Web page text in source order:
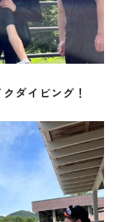
ダイビング！